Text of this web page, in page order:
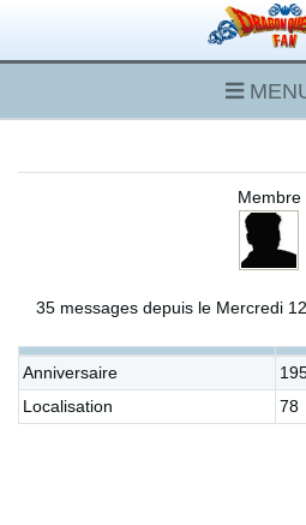
Membre
35 messages depuis le Mercredi
Anniversaire
Localisation
78